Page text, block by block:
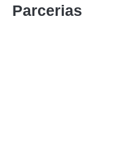
Parcerias